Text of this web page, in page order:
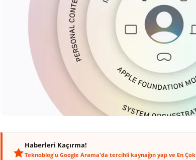
Haberleri Kaçırma!
Teknoblog'u Google Arama'da tercihli kaynağın yap ve En